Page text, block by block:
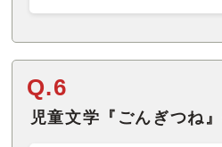
Q.6
児童文学『ごんぎつね